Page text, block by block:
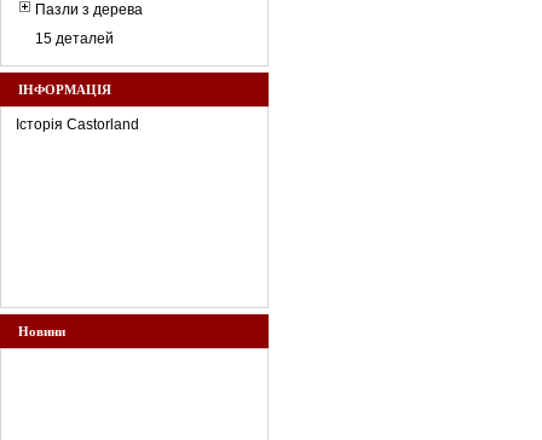
Пазли з дерева
15 деталей
ІНФОРМАЦІЯ
Історія Castorland
Новини